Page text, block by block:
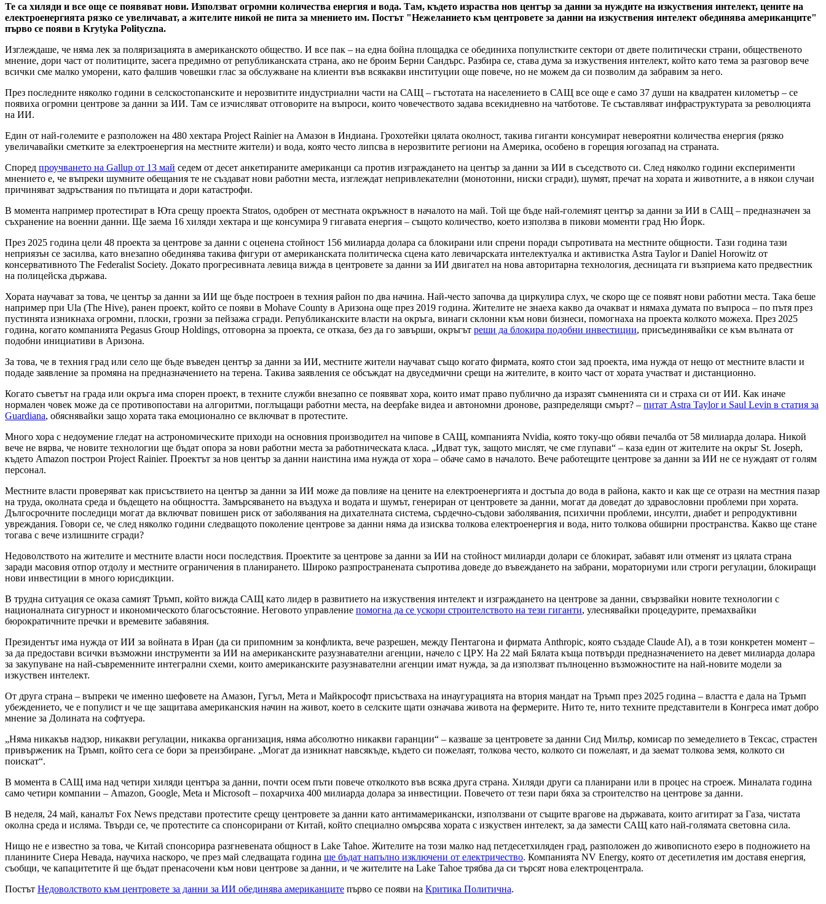
Те са хиляди и все още се появяват нови. Използват огромни количества енергия и вода. Там, където израства нов център за данни за нуждите на изкуствения интелект, цените на
електроенергията рязко се увеличават, а жителите никой не пита за мнението им. Постът "Нежеланието към центровете за данни на изкуствения интелект обединява американците"
първо се появи в Krytyka Polityczna.
Изглеждаше, че няма лек за поляризацията в американското общество. И все пак – на една бойна площадка се обединиха популистките сектори от двете политически страни, общественото
мнение, дори част от политиците, засега предимно от републиканската страна, ако не броим Берни Сандърс. Разбира се, става дума за изкуствения интелект, който като тема за разговор вече
всички сме малко уморени, като фалшив човешки глас за обслужване на клиенти във всякакви институции още повече, но не можем да си позволим да забравим за него.
През последните няколко години в селскостопанските и нерозвитите индустриални части на САЩ – гъстотата на населението в САЩ все още е само 37 души на квадратен километър – се
появиха огромни центрове за данни за ИИ. Там се изчисляват отговорите на въпроси, които човечеството задава всекидневно на чатботове. Те съставляват инфраструктурата за революцията
на ИИ.
Един от най-големите е разположен на 480 хектара Project Rainier на Амазон в Индиана. Грохотейки цялата околност, такива гиганти консумират невероятни количества енергия (рязко
увеличавайки сметките за електроенергия на местните жители) и вода, която често липсва в нерозвитите региони на Америка, особено в горещия югозапад на страната.
Според проучването на Gallup от 13 май седем от десет анкетираните американци са против изграждането на център за данни за ИИ в съседството си. След няколко години експерименти
мнението е, че въпреки шумните обещания те не създават нови работни места, изглеждат непривлекателни (монотонни, ниски сгради), шумят, пречат на хората и животните, а в някои случаи
причиняват задръствания по пътищата и дори катастрофи.
В момента например протестират в Юта срещу проекта Stratos, одобрен от местната окръжност в началото на май. Той ще бъде най-големият център за данни за ИИ в САЩ – предназначен за
съхранение на военни данни. Ще заема 16 хиляди хектара и ще консумира 9 гигавата енергия – същото количество, което използва в пикови моменти град Ню Йорк.
През 2025 година цели 48 проекта за центрове за данни с оценена стойност 156 милиарда долара са блокирани или спрени поради съпротивата на местните общности. Тази година тази
неприязън се засилва, като внезапно обединява такива фигури от американската политическа сцена като левичарската интелектуалка и активистка Astra Taylor и Daniel Horowitz от
консервативното The Federalist Society. Докато прогресивната левица вижда в центровете за данни за ИИ двигател на нова авторитарна технология, десницата ги възприема като предвестник
на полицейска държава.
Хората научават за това, че център за данни за ИИ ще бъде построен в техния район по два начина. Най-често започва да циркулира слух, че скоро ще се появят нови работни места. Така беше
например при Ula (The Hive), ранен проект, който се появи в Mohave County в Аризона още през 2019 година. Жителите не знаеха какво да очакват и нямаха думата по въпроса – по пътя през
пустинята изникнаха огромни, плоски, грозни за пейзажа сгради. Републиканските власти на окръга, винаги склонни към нови бизнеси, помогнаха на проекта колкото можеха. През 2025
година, когато компанията Pegasus Group Holdings, отговорна за проекта, се отказа, без да го завърши, окръгът реши да блокира подобни инвестиции, присъединявайки се към вълната от
подобни инициативи в Аризона.
За това, че в техния град или село ще бъде въведен център за данни за ИИ, местните жители научават също когато фирмата, която стои зад проекта, има нужда от нещо от местните власти и
подаде заявление за промяна на предназначението на терена. Такива заявления се обсъждат на двуседмични срещи на жителите, в които част от хората участват и дистанционно.
Когато съветът на града или окръга има спорен проект, в техните служби внезапно се появяват хора, които имат право публично да изразят съмненията си и страха си от ИИ. Как иначе
нормален човек може да се противопостави на алгоритми, поглъщащи работни места, на deepfake видеа и автономни дронове, разпределящи смърт? – питат Astra Taylor и Saul Levin в статия за
Guardiana, обяснявайки защо хората така емоционално се включват в протестите.
Много хора с недоумение гледат на астрономическите приходи на основния производител на чипове в САЩ, компанията Nvidia, която току-що обяви печалба от 58 милиарда долара. Никой
вече не вярва, че новите технологии ще бъдат опора за нови работни места за работническата класа. „Идват тук, защото мислят, че сме глупави“ – каза един от жителите на окръг St. Joseph,
където Amazon построи Project Rainier. Проектът за нов център за данни наистина има нужда от хора – обаче само в началото. Вече работещите центрове за данни за ИИ не се нуждаят от голям
персонал.
Местните власти проверяват как присъствието на център за данни за ИИ може да повлияе на цените на електроенергията и достъпа до вода в района, както и как ще се отрази на местния пазар
на труда, околната среда и бъдещето на общността. Замърсяването на въздуха и водата и шумът, генериран от центровете за данни, могат да доведат до здравословни проблеми при хората.
Дългосрочните последици могат да включват повишен риск от заболявания на дихателната система, сърдечно-съдови заболявания, психични проблеми, инсулти, диабет и репродуктивни
увреждания. Говори се, че след няколко години следващото поколение центрове за данни няма да изисква толкова електроенергия и вода, нито толкова обширни пространства. Какво ще стане
тогава с вече излишните сгради?
Недоволството на жителите и местните власти носи последствия. Проектите за центрове за данни за ИИ на стойност милиарди долари се блокират, забавят или отменят из цялата страна
заради масовия отпор отдолу и местните ограничения в планирането. Широко разпространената съпротива доведе до въвеждането на забрани, мораториуми или строги регулации, блокиращи
нови инвестиции в много юрисдикции.
В трудна ситуация се оказа самият Тръмп, който вижда САЩ като лидер в развитието на изкуствения интелект и изграждането на центрове за данни, свързвайки новите технологии с
националната сигурност и икономическото благосъстояние. Неговото управление помогна да се ускори строителството на тези гиганти, улеснявайки процедурите, премахвайки
бюрократичните пречки и времевите забавяния.
Президентът има нужда от ИИ за войната в Иран (да си припомним за конфликта, вече разрешен, между Пентагона и фирмата Anthropic, която създаде Claude AI), а в този конкретен момент –
за да предостави всички възможни инструменти за ИИ на американските разузнавателни агенции, начело с ЦРУ. На 22 май Бялата къща потвърди предназначението на девет милиарда долара
за закупуване на най-съвременните интегрални схеми, които американските разузнавателни агенции имат нужда, за да използват пълноценно възможностите на най-новите модели за
изкуствен интелект.
От друга страна – въпреки че именно шефовете на Амазон, Гугъл, Мета и Майкрософт присъстваха на инаугурацията на втория мандат на Тръмп през 2025 година – властта е дала на Тръмп
убеждението, че е популист и че ще защитава американския начин на живот, което в селските щати означава живота на фермерите. Нито те, нито техните представители в Конгреса имат добро
мнение за Долината на софтуера.
„Няма никакъв надзор, никакви регулации, никаква организация, няма абсолютно никакви гаранции“ – казваше за центровете за данни Сид Милър, комисар по земеделието в Тексас, страстен
привърженик на Тръмп, който сега се бори за преизбиране. „Могат да изникнат навсякъде, където си пожелаят, толкова често, колкото си пожелаят, и да заемат толкова земя, колкото си
поискат“.
В момента в САЩ има над четири хиляди центъра за данни, почти осем пъти повече отколкото във всяка друга страна. Хиляди други са планирани или в процес на строеж. Миналата година
само четири компании – Amazon, Google, Meta и Microsoft – похарчиха 400 милиарда долара за инвестиции. Повечето от тези пари бяха за строителство на центрове за данни.
В неделя, 24 май, каналът Fox News представи протестите срещу центровете за данни като антимамерикански, използвани от същите врагове на държавата, които агитират за Газа, чистата
околна среда и исляма. Твърди се, че протестите са спонсорирани от Китай, който специално омърсява хората с изкуствен интелект, за да замести САЩ като най-голямата световна сила.
Нищо не е известно за това, че Китай спонсорира разгневената общност в Lake Tahoe. Жителите на този малко над петдесетхиляден град, разположен до живописното езеро в подножието на
планините Сиера Невада, научиха наскоро, че през май следващата година ще бъдат напълно изключени от електричество. Компанията NV Energy, която от десетилетия им доставя енергия,
съобщи, че капацитетите й ще бъдат пренасочени към нови центрове за данни, и че жителите на Lake Tahoe трябва да си търсят нова електроцентрала.
Постът Недоволството към центровете за данни за ИИ обединява американците първо се появи на Критика Политична.